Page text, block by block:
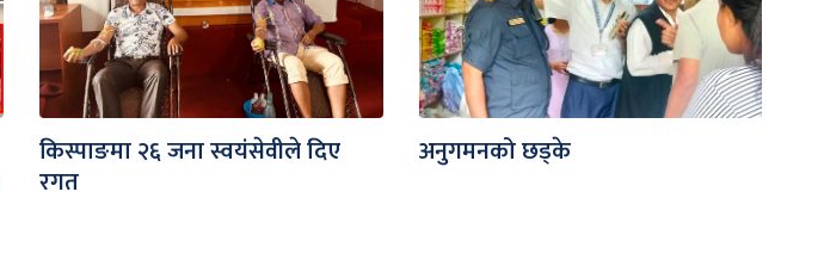
किस्पाङमा २६ जना स्वयंसेवीले दिए
रगत
अनुगमनको छड्के